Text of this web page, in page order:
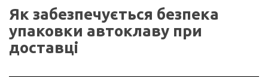
Як забезпечується безпека
упаковки автоклаву при
доставці